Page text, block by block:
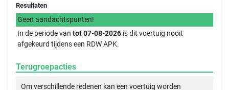
Resultaten
Geen aandachtspunten!
In de periode van tot 07-08-2026 is dit voertuig nooit
afgekeurd tijdens een RDW APK.
Terugroepacties
Om verschillende redenen kan een voertuig worden